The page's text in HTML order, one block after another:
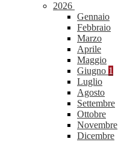
2026
Gennaio
Febbraio
Marzo
Aprile
Maggio
Giugno 1
Luglio
Agosto
Settembre
Ottobre
Novembre
Dicembre